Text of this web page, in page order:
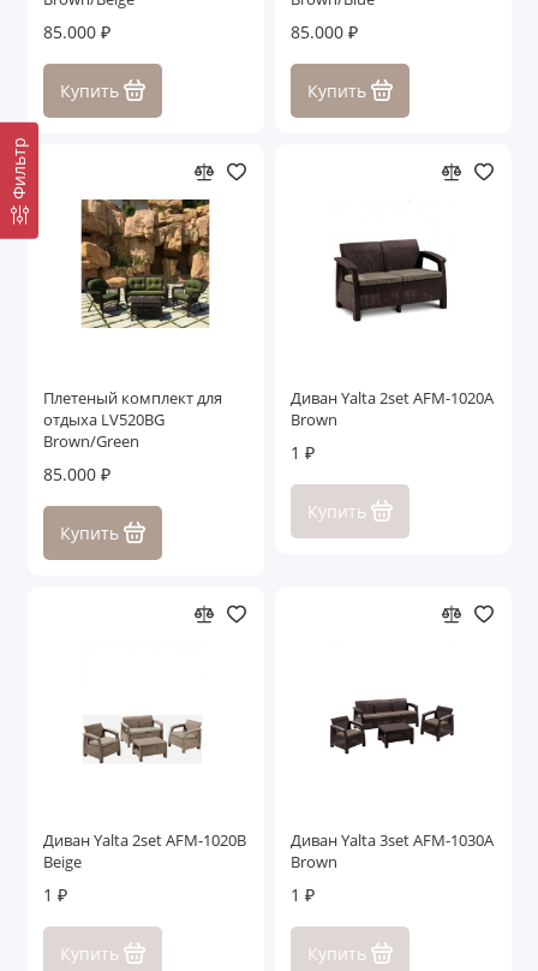
Фильтр
85.000 ₽
Купить
85.000 ₽
Купить
Плетеный комплект для
отдыха LV520BG
Brown/Green
85.000 ₽
Купить
Диван Yalta 2set AFM-1020A
Brown
1 ₽
Купить
Диван Yalta 2set AFM-1020B
Beige
1 ₽
Купить
Диван Yalta 3set AFM-1030A
Brown
1 ₽
Купить